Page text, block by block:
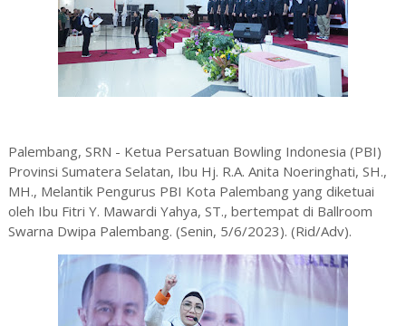
Palembang, SRN - Ketua Persatuan Bowling Indonesia (PBI)
Provinsi Sumatera Selatan, Ibu Hj. R.A. Anita Noeringhati, SH.,
MH., Melantik Pengurus PBI Kota Palembang yang diketuai
oleh Ibu Fitri Y. Mawardi Yahya, ST., bertempat di Ballroom
Swarna Dwipa Palembang. (Senin, 5/6/2023). (Rid/Adv).